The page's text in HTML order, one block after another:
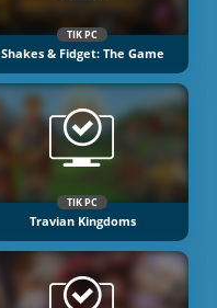
TIK PC
Shakes & Fidget: The Game
TIK PC
Travian Kingdoms